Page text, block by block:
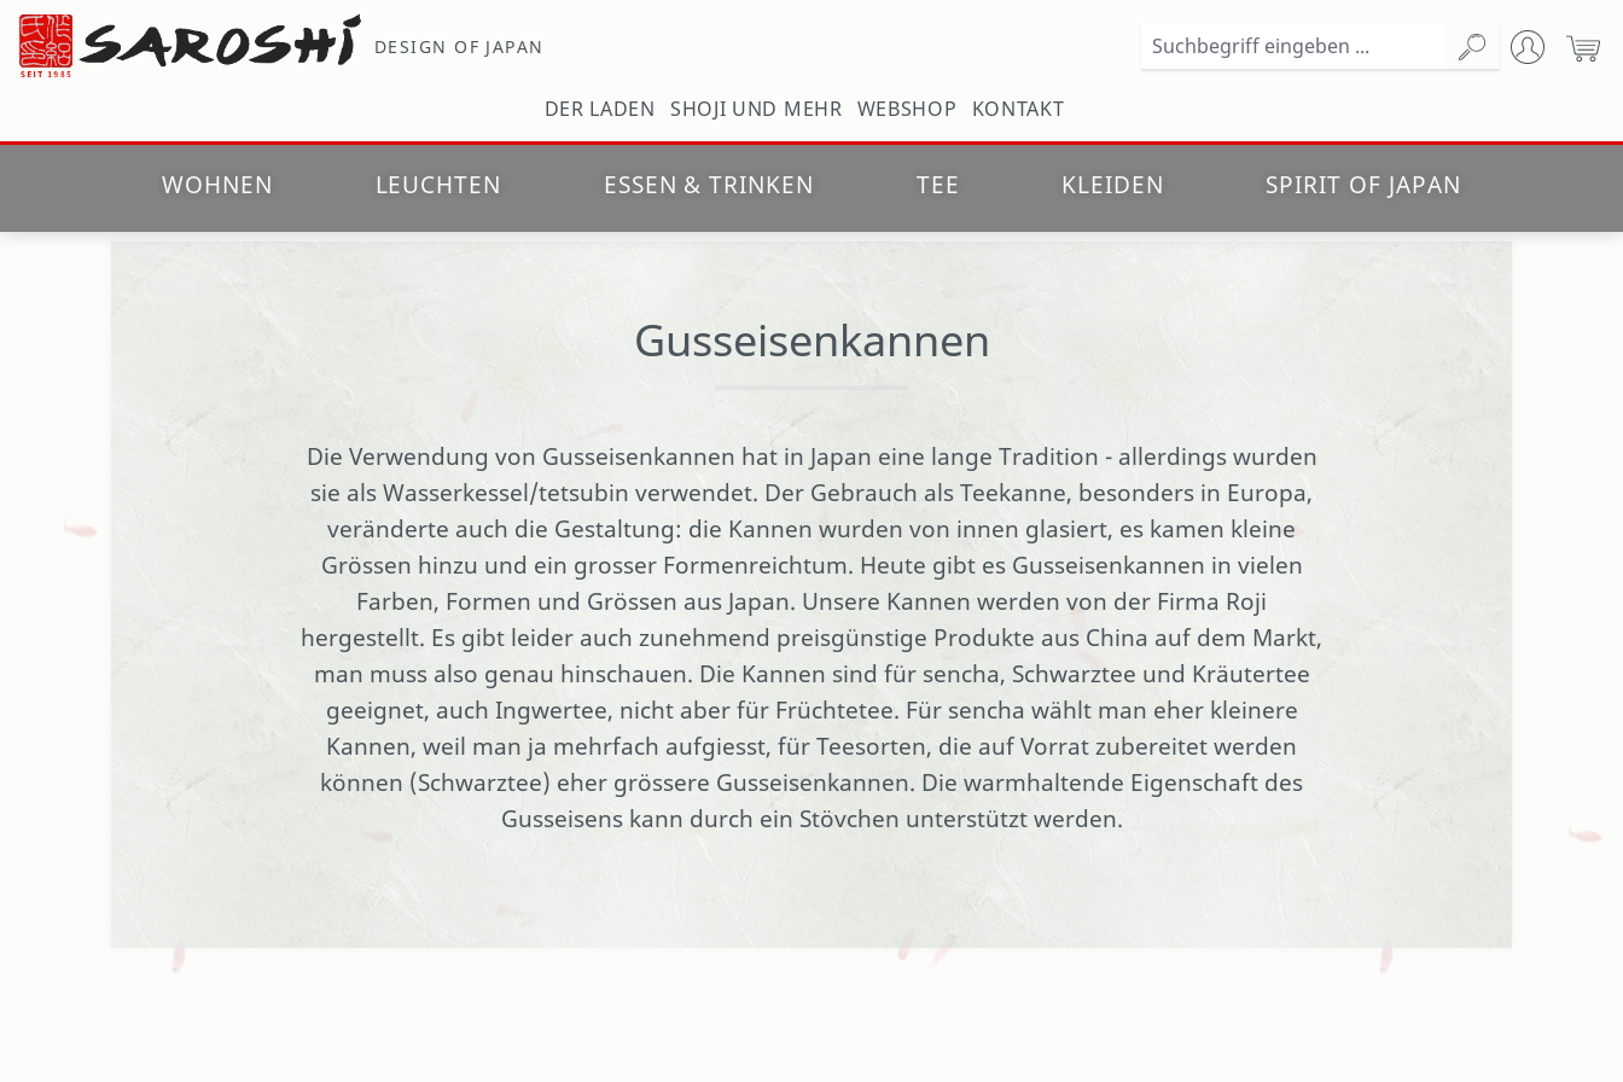
Hauptinhalt springen
Zur Suche springen
Zur Hauptnavigation springen
DESIGN OF JAPAN
DER LADEN SHOJI UND MEHR WEBSHOP KONTAKT
WOHNEN LEUCHTEN ESSEN & TRINKEN TEE KLEIDEN SPIRIT OF JAPAN
Essen & Trinken Gusseisenkannen
Gusseisenkannen
Die Verwendung von Gusseisenkannen hat in Japan eine lange Tradition - allerdings wurden
sie als Wasserkessel/tetsubin verwendet. Der Gebrauch als Teekanne, besonders in Europa,
veränderte auch die Gestaltung: die Kannen wurden von innen glasiert, es kamen kleine
Grössen hinzu und ein grosser Formenreichtum. Heute gibt es Gusseisenkannen in vielen
Farben, Formen und Grössen aus Japan. Unsere Kannen werden von der Firma Roji
hergestellt. Es gibt leider auch zunehmend preisgünstige Produkte aus China auf dem Markt,
man muss also genau hinschauen. Die Kannen sind für sencha, Schwarztee und Kräutertee
geeignet, auch Ingwertee, nicht aber für Früchtetee. Für sencha wählt man eher kleinere
Kannen, weil man ja mehrfach aufgiesst, für Teesorten, die auf Vorrat zubereitet werden
können (Schwarztee) eher grössere Gusseisenkannen. Die warmhaltende Eigenschaft des
Gusseisens kann durch ein Stövchen unterstützt werden.